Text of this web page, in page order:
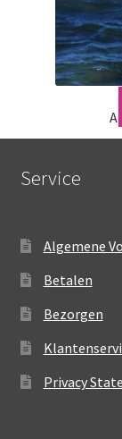
Service
Algemene
Betalen
Bezorgen
Privacy